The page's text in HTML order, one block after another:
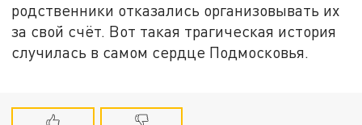
родственники отказались организовывать их
за свой счёт. Вот такая трагическая история
случилась в самом сердце Подмосковья.